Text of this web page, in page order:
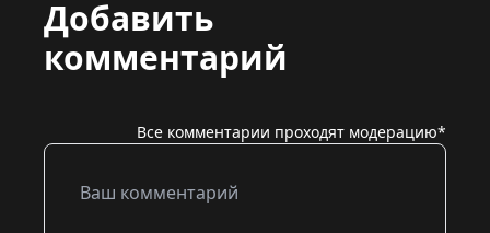
Добавить
комментарий
Все комментарии проходят модерацию*